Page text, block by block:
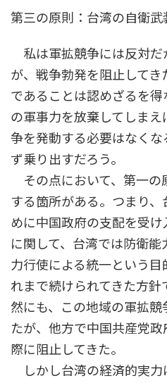
第三の原則：台湾の自衛武
私は軍拡競争には反対だ
が、戦争勃発を阻止して
であることは認めざるを
の軍事力を放棄してしま
争を発動する必要はなく
ず乗り出すだろう。
その点において、第一の
する箇所がある。つまり
めに中国政府の支配を受
に関して、台湾では防衛
力行使による統一という
れまで続けられてきた方
然にも、この地域の軍拡
たが、他方で中国共産党
際に阻止してきた。
しかし台湾の経済的実力